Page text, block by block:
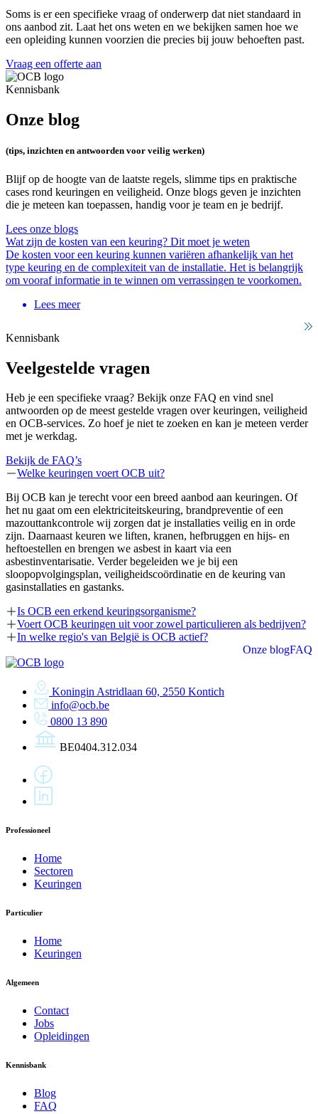
Soms is er een specifieke vraag of onderwerp dat niet standaard in
ons aanbod zit. Laat het ons weten en we bekijken samen hoe we
een opleiding kunnen voorzien die precies bij jouw behoeften past.
Vraag een offerte aan
Kennisbank
Onze blog
(tips, inzichten en antwoorden voor veilig werken)
Blijf op de hoogte van de laatste regels, slimme tips en praktische
cases rond keuringen en veiligheid. Onze blogs geven je inzichten
die je meteen kan toepassen, handig voor je team en je bedrijf.
Lees onze blogs
Wat zijn de kosten van een keuring? Dit moet je weten
De kosten voor een keuring kunnen variëren afhankelijk van het
type keuring en de complexiteit van de installatie. Het is belangrijk
om vooraf informatie in te winnen om verrassingen te voorkomen.
Lees meer
Kennisbank
Veelgestelde vragen
Heb je een specifieke vraag? Bekijk onze FAQ en vind snel
antwoorden op de meest gestelde vragen over keuringen, veiligheid
en OCB-services. Zo hoef je niet te zoeken en kan je meteen verder
met je werkdag.
Bekijk de FAQ’s
Welke keuringen voert OCB uit?
Bij OCB kan je terecht voor een breed aanbod aan keuringen. Of
het nu gaat om een elektriciteitskeuring, brandpreventie of een
mazouttankcontrole wij zorgen dat je installaties veilig en in orde
zijn. Daarnaast keuren we liften, kranen, hefbruggen en hijs- en
heftoestellen en brengen we asbest in kaart via een
asbestinventarisatie. Verder begeleiden we je bij een
sloopopvolgingsplan, veiligheidscoördinatie en de keuring van
gasinstallaties en gastanks.
Is OCB een erkend keuringsorganisme?
Voert OCB keuringen uit voor zowel particulieren als bedrijven?
In welke regio's van België is OCB actief?
Onze blogFAQ
Koningin Astridlaan 60, 2550 Kontich
info@ocb.be
0800 13 890
BE0404.312.034
Professioneel
Home
Sectoren
Keuringen
Particulier
Home
Keuringen
Algemeen
Contact
Jobs
Opleidingen
Kennisbank
Blog
FAQ